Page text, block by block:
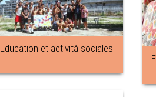
Education et actività sociales